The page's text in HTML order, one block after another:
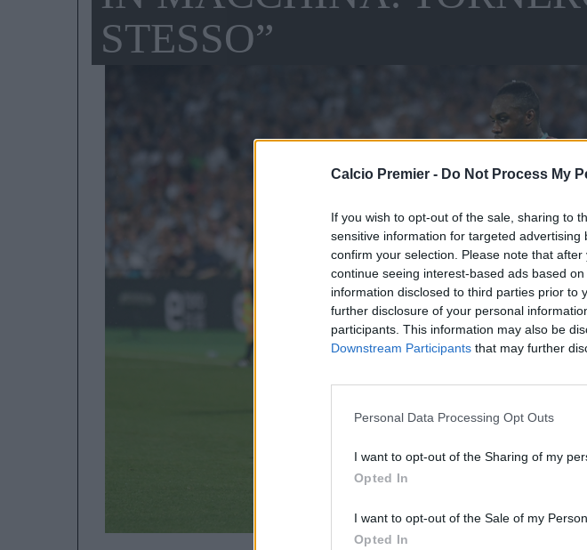
Calcio Premier - Do Not Process My
If you wish to opt-out of the sale, sharing to
sensitive information for targeted
confirm your selection. Please note that
continue seeing interest-based ads based
information disclosed to third parties prior to
further disclosure of your personal
participants. This information may also be
Downstream Participants that may further
Personal Data Processing Opt Outs
I want to opt-out of the Sharing of my
Opted In
I want to opt-out of the Sale of my
Opted In
STESSO”